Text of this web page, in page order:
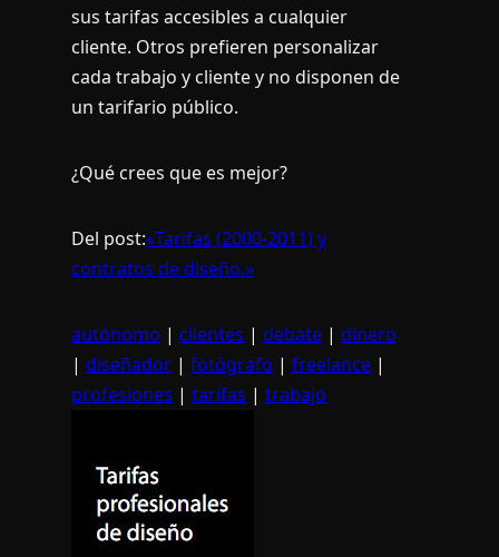
sus tarifas accesibles a cualquier
cliente. Otros prefieren personalizar
cada trabajo y cliente y no disponen de
un tarifario público.
¿Qué crees que es mejor?
Del post:«Tarifas (2000-2011) y
contratos de diseño.»
autónomo | clientes | debate | dinero
| diseñador | fotógrafo | freelance |
profesiones | tarifas | trabajo